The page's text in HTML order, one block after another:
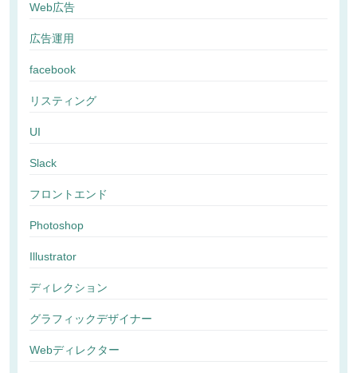
Web広告
広告運用
facebook
リスティング
UI
Slack
フロントエンド
Photoshop
Illustrator
ディレクション
グラフィックデザイナー
Webディレクター